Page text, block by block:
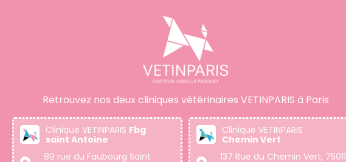
Retrouvez nos deux cliniques vétérinaires VETINPARIS à Paris
Clinique VETINPARIS Fbg
saint Antoine
89 rue du Faubourg Saint
Clinique VETINPARIS
Chemin Vert
137 Rue du Chemin Vert, 75011